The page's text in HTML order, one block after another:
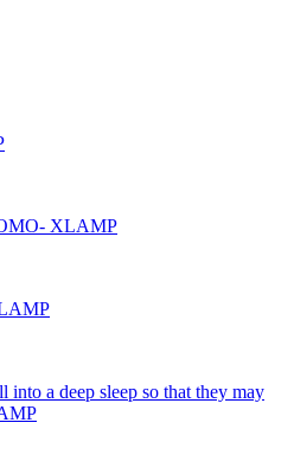
XLAMP
into a deep sleep so that they may